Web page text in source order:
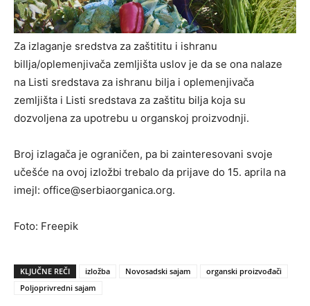
Za izlaganje sredstva za zaštititu i ishranu
billja/oplemenjivača zemljišta uslov je da se ona nalaze
na Listi sredstava za ishranu bilja i oplemenjivača
zemljišta i Listi sredstava za zaštitu bilja koja su
dozvoljena za upotrebu u organskoj proizvodnji.
Broj izlagača je ograničen, pa bi zainteresovani svoje
učešće na ovoj izložbi trebalo da prijave do 15. aprila na
imejl: office@serbiaorganica.org.
Foto: Freepik
KLJUČNE REČI izložba Novosadski sajam
organski proizvođači
Poljoprivredni sajam